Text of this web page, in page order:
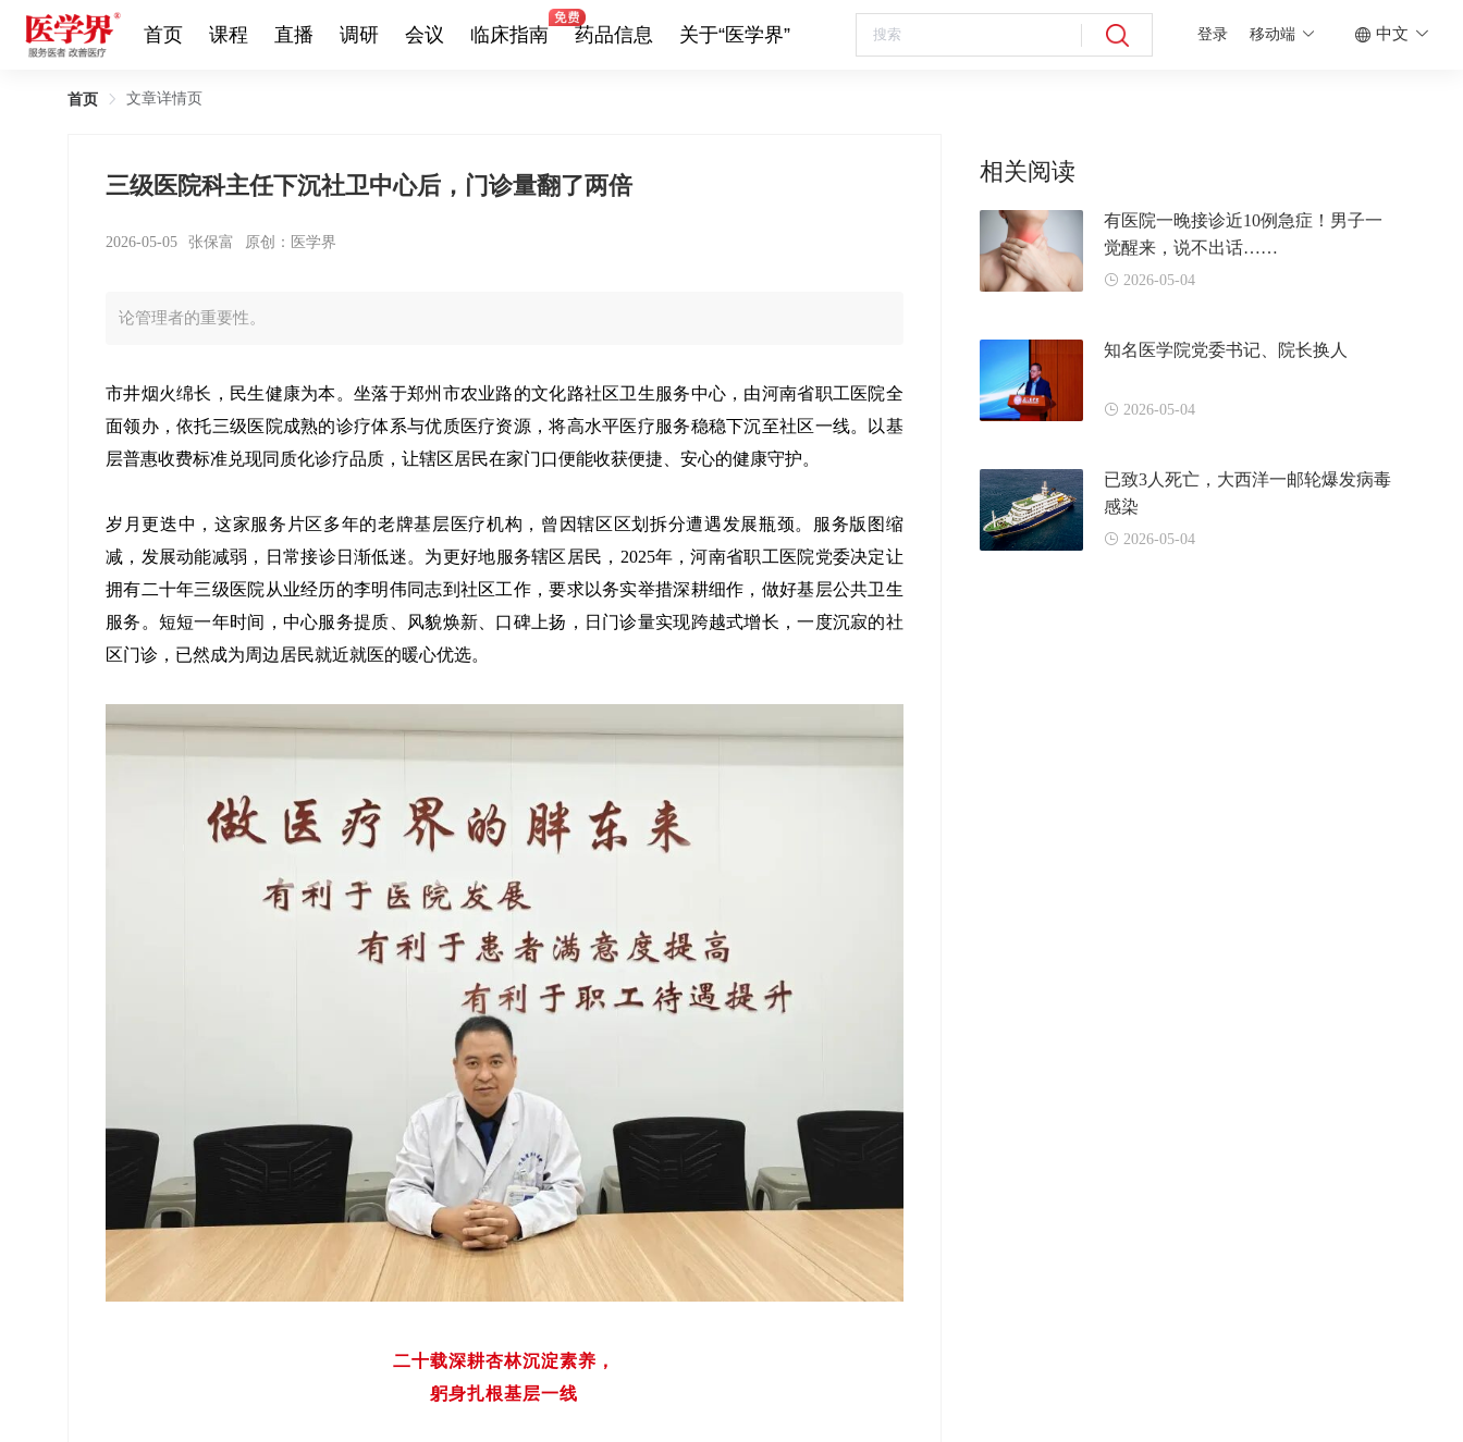
首页 课程 直播 调研 会议 临床指南 药品信息 关于“医学界” 登录 移动端 中文
首页 文章详情页
三级医院科主任下沉社卫中心后，门诊量翻了两倍
2026-05-05 张保富 原创：医学界
论管理者的重要性。
市井烟火绵长，民生健康为本。坐落于郑州市农业路的文化路社区卫生服务中心，由河南省职工医院全
面领办，依托三级医院成熟的诊疗体系与优质医疗资源，将高水平医疗服务稳稳下沉至社区一线。以基
层普惠收费标准兑现同质化诊疗品质，让辖区居民在家门口便能收获便捷、安心的健康守护。
岁月更迭中，这家服务片区多年的老牌基层医疗机构，曾因辖区区划拆分遭遇发展瓶颈。服务版图缩
减，发展动能减弱，日常接诊日渐低迷。为更好地服务辖区居民，2025年，河南省职工医院党委决定让
拥有二十年三级医院从业经历的李明伟同志到社区工作，要求以务实举措深耕细作，做好基层公共卫生
服务。短短一年时间，中心服务提质、风貌焕新、口碑上扬，日门诊量实现跨越式增长，一度沉寂的社
区门诊，已然成为周边居民就近就医的暖心优选。
二十载深耕杏林沉淀素养，
躬身扎根基层一线
相关阅读
有医院一晚接诊近10例急症！男子一
觉醒来，说不出话……
2026-05-04
知名医学院党委书记、院长换人
2026-05-04
已致3人死亡，大西洋一邮轮爆发病毒
感染
2026-05-04